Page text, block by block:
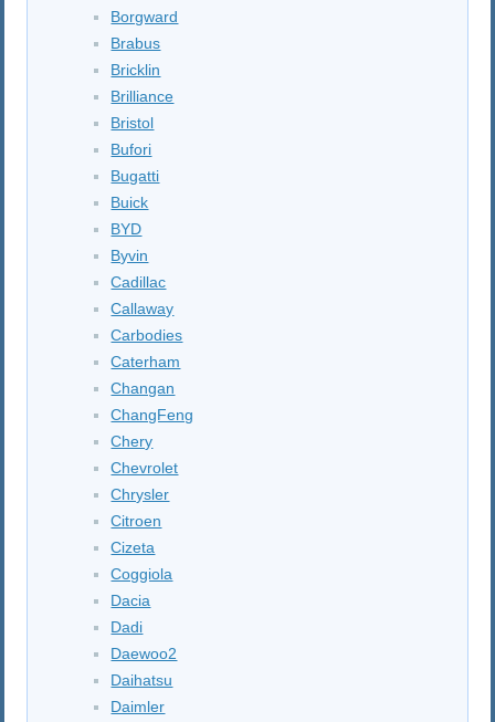
Borgward
Brabus
Bricklin
Brilliance
Bristol
Bufori
Bugatti
Buick
BYD
Byvin
Cadillac
Callaway
Carbodies
Caterham
Changan
ChangFeng
Chery
Chevrolet
Chrysler
Citroen
Cizeta
Coggiola
Dacia
Dadi
Daewoo2
Daihatsu
Daimler